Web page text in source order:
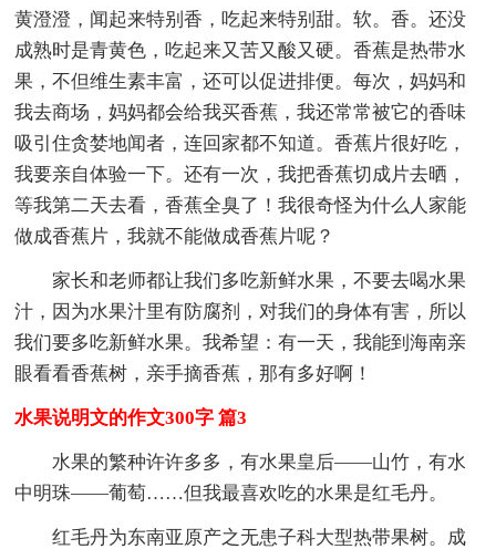
黄澄澄，闻起来特别香，吃起来特别甜。软。香。还没
成熟时是青黄色，吃起来又苦又酸又硬。香蕉是热带水
果，不但维生素丰富，还可以促进排便。每次，妈妈和
我去商场，妈妈都会给我买香蕉，我还常常被它的香味
吸引住贪婪地闻者，连回家都不知道。香蕉片很好吃，
我要亲自体验一下。还有一次，我把香蕉切成片去晒，
等我第二天去看，香蕉全臭了！我很奇怪为什么人家能
做成香蕉片，我就不能做成香蕉片呢？
家长和老师都让我们多吃新鲜水果，不要去喝水果
汁，因为水果汁里有防腐剂，对我们的身体有害，所以
我们要多吃新鲜水果。我希望：有一天，我能到海南亲
眼看看香蕉树，亲手摘香蕉，那有多好啊！
水果说明文的作文300字 篇3
水果的繁种许许多多，有水果皇后——山竹，有水
中明珠——葡萄……但我最喜欢吃的水果是红毛丹。
红毛丹为东南亚原产之无患子科大型热带果树。成